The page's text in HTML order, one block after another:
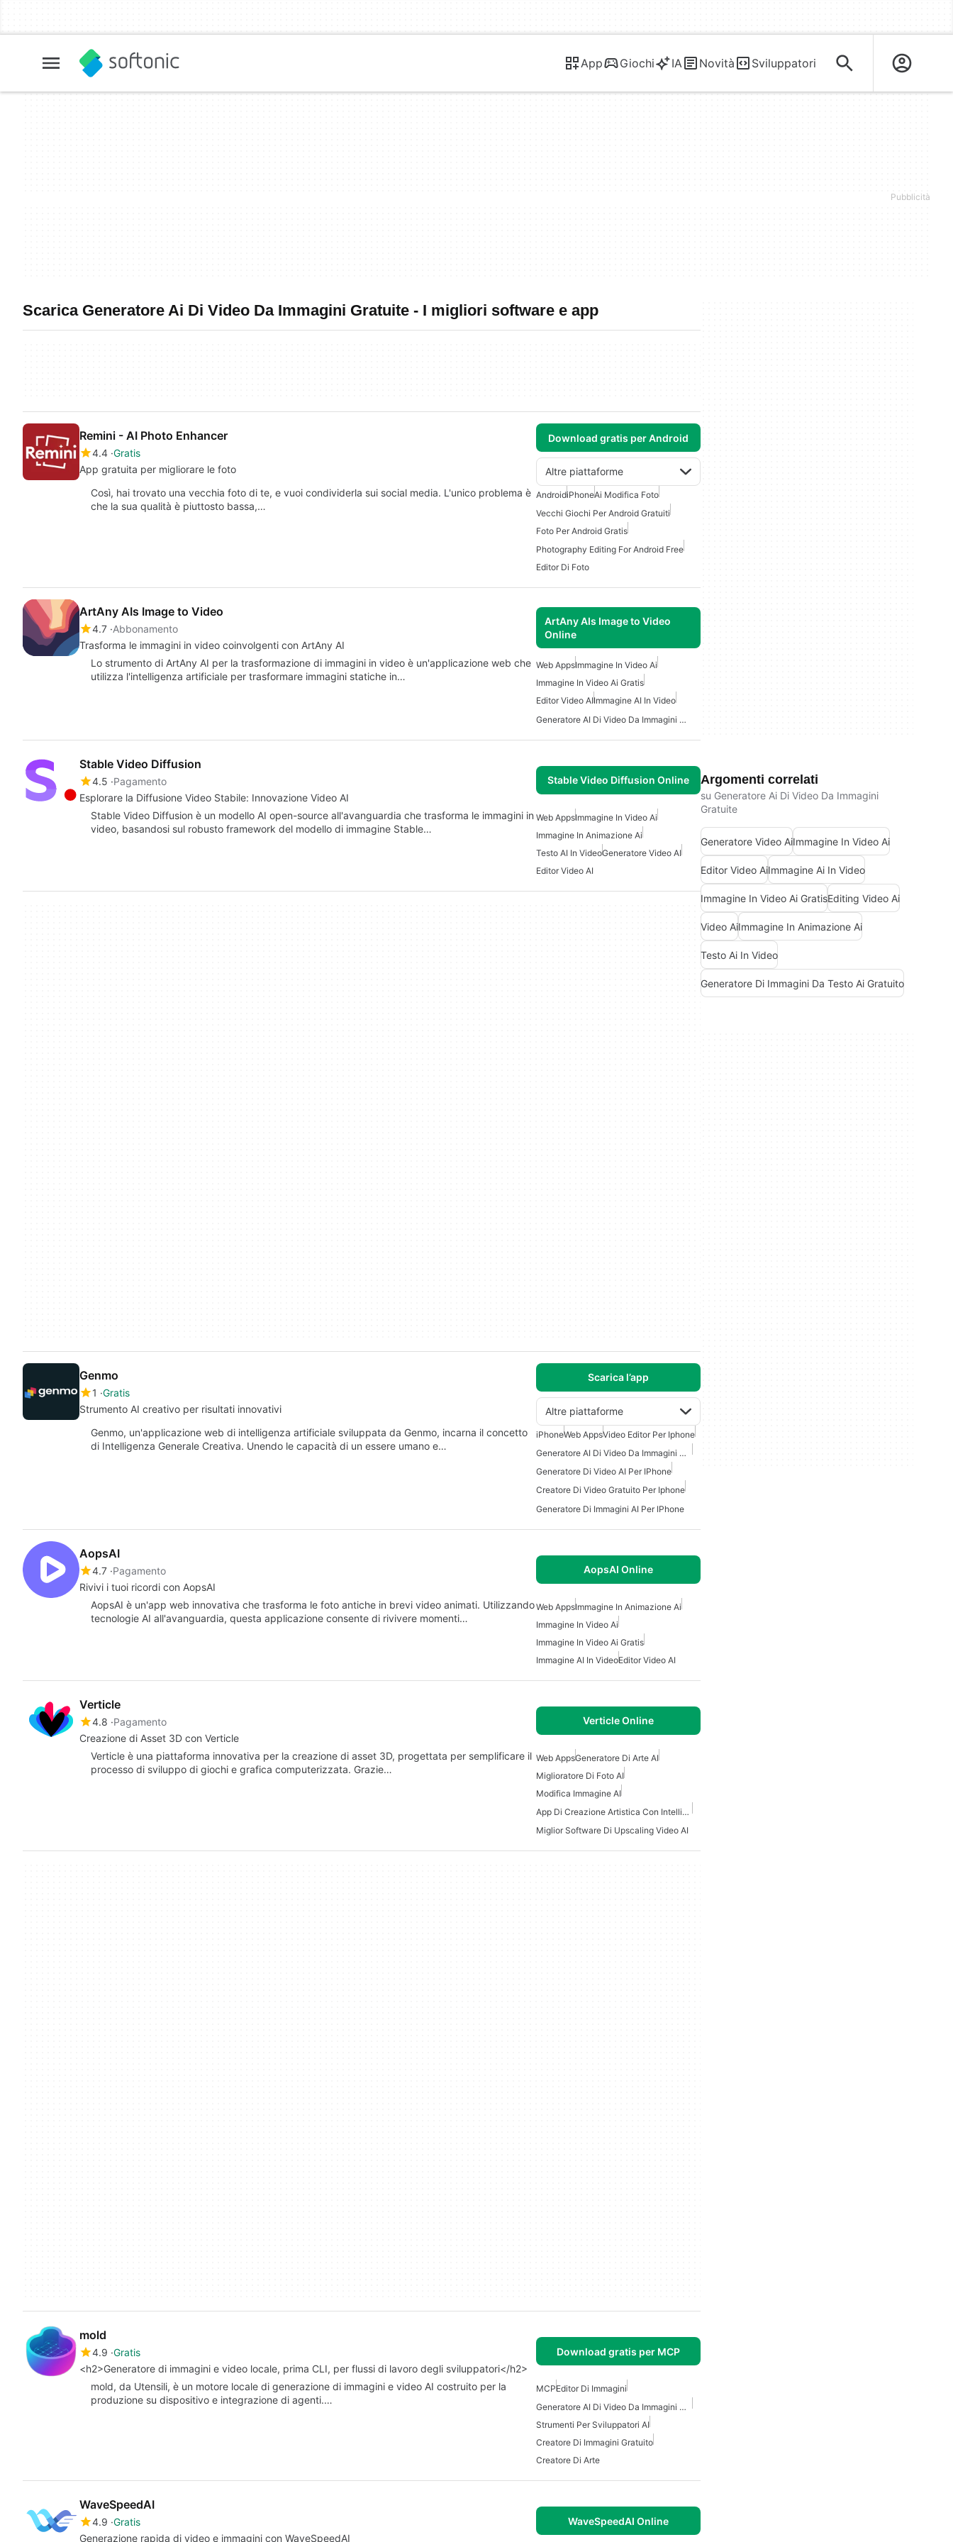
App Giochi IA Novità Sviluppatori
Scarica Generatore Ai Di Video Da Immagini Gratuite - I migliori software e app
Remini - AI Photo Enhancer
4.4 Gratis
App gratuita per migliorare le foto
Download gratis per Android
Altre piattaforme
Così, hai trovato una vecchia foto di te, e vuoi condividerla sui social media. L'unico problema è
che la sua qualità è piuttosto bassa,…
AndroidiPhoneAi Modifica Foto
Vecchi Giochi Per Android Gratuiti
Foto Per Android Gratis
Photography Editing For Android Free
Editor Di Foto
ArtAny AIs Image to Video
4.7 Abbonamento
Trasforma le immagini in video coinvolgenti con ArtAny AI
ArtAny AIs Image to Video
Online
Lo strumento di ArtAny AI per la trasformazione di immagini in video è un'applicazione web che
utilizza l'intelligenza artificiale per trasformare immagini statiche in…
Web AppsImmagine In Video Ai
Immagine In Video Ai Gratis
Editor Video AIImmagine AI In Video
Generatore AI Di Video Da Immagini Gratuite
Stable Video Diffusion
4.5 Pagamento
Esplorare la Diffusione Video Stabile: Innovazione Video AI
Stable Video Diffusion Online
Stable Video Diffusion è un modello AI open-source all'avanguardia che trasforma le immagini in
video, basandosi sul robusto framework del modello di immagine Stable…
Web AppsImmagine In Video Ai
Immagine In Animazione Ai
Testo AI In VideoGeneratore Video AI
Editor Video AI
Genmo
1 Gratis
Strumento AI creativo per risultati innovativi
Scarica l’app
Altre piattaforme
Genmo, un'applicazione web di intelligenza artificiale sviluppata da Genmo, incarna il concetto
di Intelligenza Generale Creativa. Unendo le capacità di un essere umano e…
iPhoneWeb AppsVideo Editor Per Iphone
Generatore AI Di Video Da Immagini Gratuite
Generatore Di Video AI Per IPhone
Creatore Di Video Gratuito Per Iphone
Generatore Di Immagini AI Per IPhone
AopsAI
4.7 Pagamento
Rivivi i tuoi ricordi con AopsAI
AopsAI Online
AopsAI è un'app web innovativa che trasforma le foto antiche in brevi video animati. Utilizzando
tecnologie AI all'avanguardia, questa applicazione consente di rivivere momenti…
Web AppsImmagine In Animazione Ai
Immagine In Video Ai
Immagine In Video Ai Gratis
Immagine AI In VideoEditor Video AI
Verticle
4.8 Pagamento
Creazione di Asset 3D con Verticle
Verticle Online
Verticle è una piattaforma innovativa per la creazione di asset 3D, progettata per semplificare il
processo di sviluppo di giochi e grafica computerizzata. Grazie…
Web AppsGeneratore Di Arte AI
Miglioratore Di Foto AI
Modifica Immagine AI
App Di Creazione Artistica Con Intelligenza Artificiale
Miglior Software Di Upscaling Video AI
mold
4.9 Gratis
<h2>Generatore di immagini e video locale, prima CLI, per flussi di lavoro degli sviluppatori</h2>
Download gratis per MCP
mold, da Utensili, è un motore locale di generazione di immagini e video AI costruito per la
produzione su dispositivo e integrazione di agenti.…
MCPEditor Di Immagini
Generatore AI Di Video Da Immagini Gratuite
Strumenti Per Sviluppatori AI
Creatore Di Immagini Gratuito
Creatore Di Arte
WaveSpeedAI
4.9 Gratis
Generazione rapida di video e immagini con WaveSpeedAI
WaveSpeedAI Online
Argomenti correlati
su Generatore Ai Di Video Da Immagini
Gratuite
Generatore Video AiImmagine In Video Ai
Editor Video AiImmagine Ai In Video
Immagine In Video Ai GratisEditing Video Ai
Video AiImmagine In Animazione Ai
Testo Ai In Video
Generatore Di Immagini Da Testo Ai Gratuito